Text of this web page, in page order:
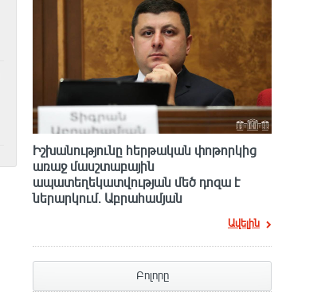
Իշխանությունը հերթական փոթորկից
առաջ մասշտաբային
ապատեղեկատվության մեծ դnզա է
ներարկում․ Աբրահամյան
Ավելին
Բոլորը